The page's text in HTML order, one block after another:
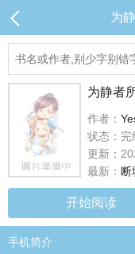
为
为静者
作者：
状态：完
更新：
最新： 断
开始阅读
手机简介